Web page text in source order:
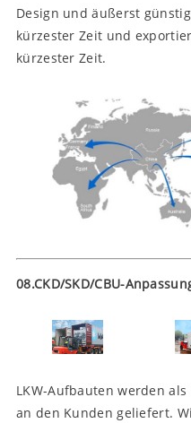
Design und äußerst
kürzester Zeit und
kürzester Zeit.
08.CKD/SKD/CBU-
LKW-Aufbauten werden
an den Kunden geliefert.